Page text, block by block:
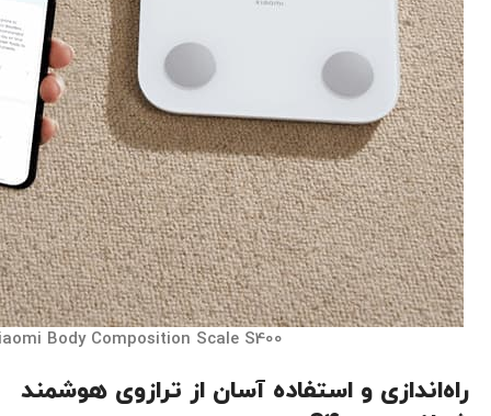
Body Composition Scale S400
راه‌اندازی و استفاده آسان از ترازوی هوشمند